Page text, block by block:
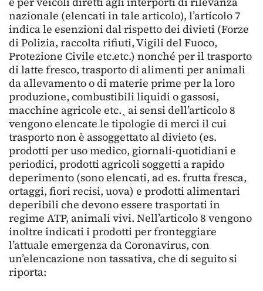
nazionale (elencati in tale articolo), l’articolo 7
indica le esenzioni dal rispetto dei divieti (Forze
di Polizia, raccolta rifiuti, Vigili del Fuoco,
Protezione Civile etc.etc.) nonché per il trasporto
di latte fresco, trasporto di alimenti per animali
da allevamento o di materie prime per la loro
produzione, combustibili liquidi o gassosi,
macchine agricole etc.¸ ai sensi dell’articolo 8
vengono elencate le tipologie di merci il cui
trasporto non è assoggettato al divieto (es.
prodotti per uso medico, giornali-quotidiani e
periodici, prodotti agricoli soggetti a rapido
deperimento (sono elencati, ad es. frutta fresca,
ortaggi, fiori recisi, uova) e prodotti alimentari
deperibili che devono essere trasportati in
regime ATP, animali vivi. Nell’articolo 8 vengono
inoltre indicati i prodotti per fronteggiare
l’attuale emergenza da Coronavirus, con
un’elencazione non tassativa, che di seguito si
riporta: